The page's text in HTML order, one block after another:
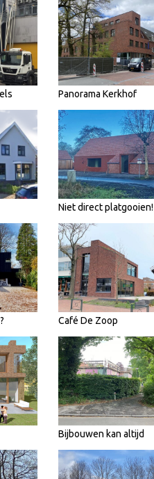
Panorama Kerkhof
Niet direct platgooien!
Café De Zoop
Bijbouwen kan altijd